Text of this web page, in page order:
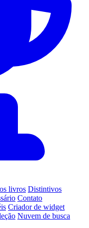
livros Distintivos
Contato
Criador de widget
Nuvem de busca